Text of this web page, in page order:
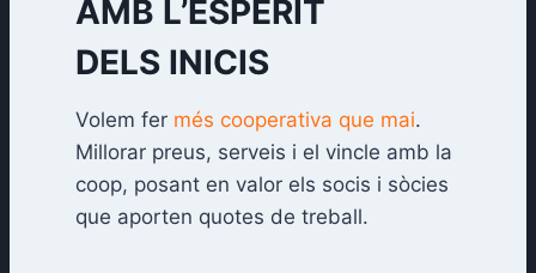
AMB L’ESPERIT
DELS INICIS
Volem fer més cooperativa que mai.
Millorar preus, serveis i el vincle amb la
coop, posant en valor els socis i sòcies
que aporten quotes de treball.